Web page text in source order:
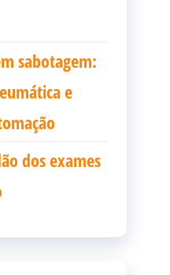
sabotagem:
e
dos exames